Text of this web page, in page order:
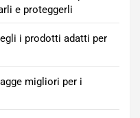
e proteggerli
i prodotti adatti per
migliori per i